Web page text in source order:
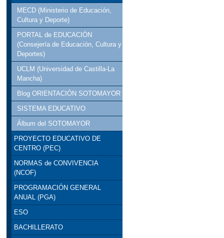
MECD (Ministerio de Educación,
Cultura y Deporte)
PORTAL de EDUCACIÓN
(Consejería de Educación, Cultura y
Deportes)
UCLM (Universidad de Castilla-La
Mancha)
Blog ORIENTACIÓN SOTOMAYOR
SISTEMA EDUCATIVO
Álbum del SOTOMAYOR
PROYECTO EDUCATIVO DE
CENTRO (PEC)
NORMAS de CONVIVENCIA
(NCOF)
PROGRAMACIÓN GENERAL
ANUAL (PGA)
ESO
BACHILLERATO